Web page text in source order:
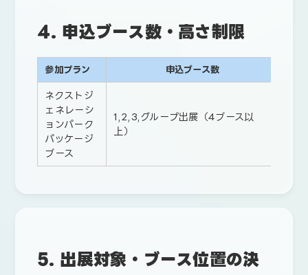
4. 申込ブース数・高さ制限
参加プラン 申込ブース数
ネクストジ
ェネレーシ
ョンパーク
パッケージ
ブース
1,2,3,グループ出展（4ブース以
上）
5. 出展対象・ブース位置の決